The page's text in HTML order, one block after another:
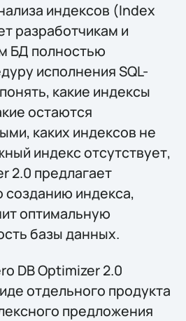
индексов (Index
разработчикам и
БД полностью
исполнения SQL-
какие индексы
остаются
каких индексов не
индекс отсутствует,
2.0 предлагает
индекса,
оптимальную
базы данных.
DB Optimizer 2.0
отдельного продукта
предложения